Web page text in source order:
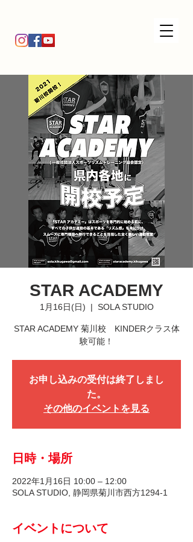
STAR ACADEMY
1月16日(日)
  |
SOLA STUDIO
STAR ACADEMY 菊川校 KINDERクラス体
験可能！
お申し込みの受付は終了しまし
た。
その他のイベントを見る
日時・場所
2022年1月16日 10:00 – 12:00
SOLA STUDIO, 静岡県菊川市西方1294-1
イベントについて